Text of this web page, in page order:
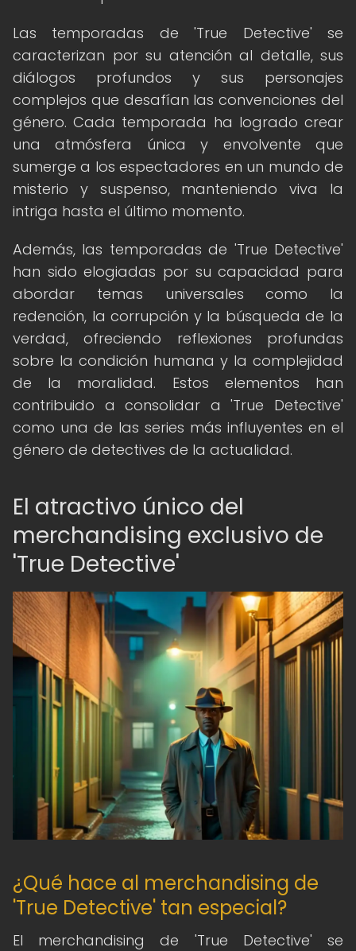
Las temporadas de 'True Detective' se
caracterizan por su atención al detalle, sus
diálogos profundos y sus personajes
complejos que desafían las convenciones del
género. Cada temporada ha logrado crear
una atmósfera única y envolvente que
sumerge a los espectadores en un mundo de
misterio y suspenso, manteniendo viva la
intriga hasta el último momento.
Además, las temporadas de 'True Detective'
han sido elogiadas por su capacidad para
abordar temas universales como la
redención, la corrupción y la búsqueda de la
verdad, ofreciendo reflexiones profundas
sobre la condición humana y la complejidad
de la moralidad. Estos elementos han
contribuido a consolidar a 'True Detective'
como una de las series más influyentes en el
género de detectives de la actualidad.
El atractivo único del
merchandising exclusivo de
'True Detective'
¿Qué hace al merchandising de
'True Detective' tan especial?
El merchandising de 'True Detective' se